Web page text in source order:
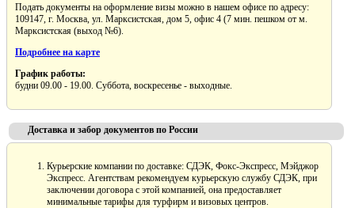
Подать документы на оформление визы можно в нашем офисе по адресу:
109147, г. Москва, ул. Марксистская, дом 5, офис 4 (7 мин. пешком от м.
Марксистская (выход №6).
Подробнее на карте
График работы:
будни 09.00 - 19.00. Суббота, воскресенье - выходные.
Доставка и забор документов по России
Курьерские компании по доставке: СДЭК, Фокс-Экспресс, Мэйджор
Экспресс. Агентствам рекомендуем курьерскую службу СДЭК, при
заключении договора с этой компанией, она предоставляет
минимальные тарифы для турфирм и визовых центров.